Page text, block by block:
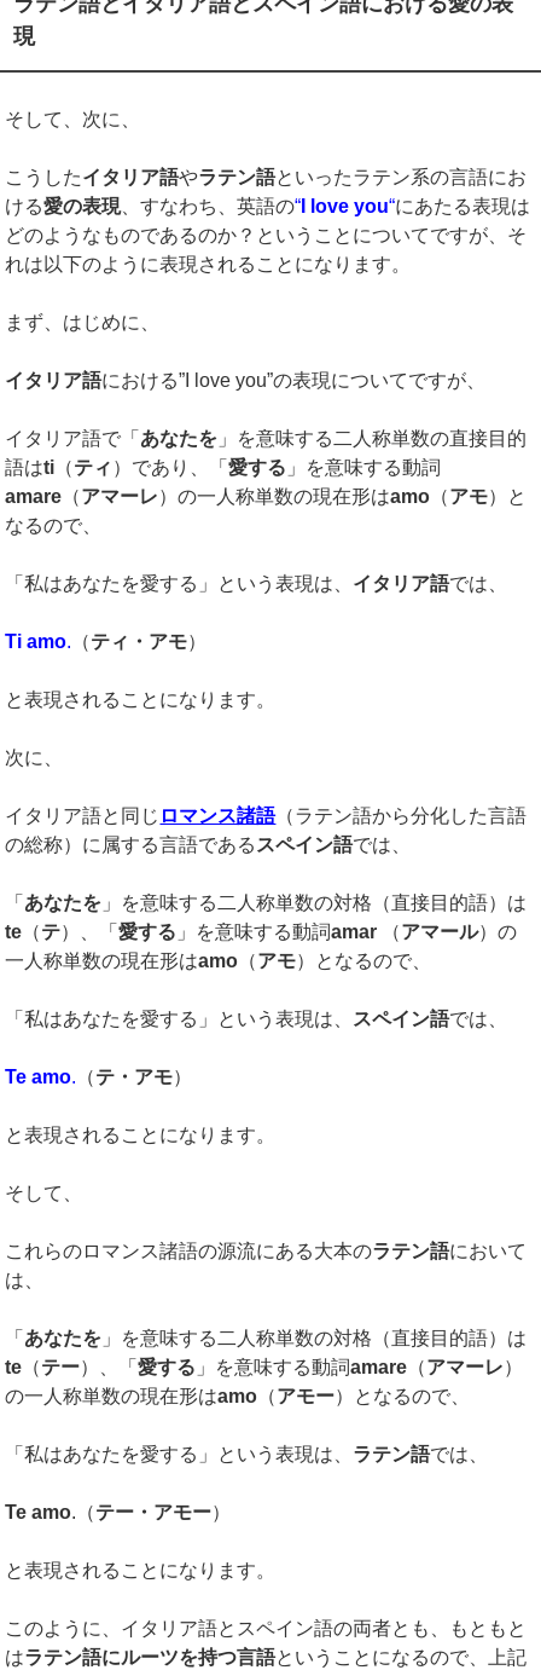
現
そして、次に、
こうしたイタリア語やラテン語といったラテン系の言語にお
ける愛の表現、すなわち、英語の“ I love you“にあたる表現は
どのようなものであるのか？ということについてですが、そ
れは以下のように表現されることになります。
まず、はじめに、
イタリア語における”I love you”の表現についてですが、
イタリア語で「 あなたを 」を意味する二人称単数の直接目的
語はti （ティ ）であり、「愛する 」を意味する動詞
amare （アマーレ）の一人称単数の現在形はamo （アモ）と
なるので、
「私はあなたを愛する」という表現は、 イタリア語では、
Ti amo. （ティ・アモ）
と表現されることになります。
次に、
イタリア語と同じ ロマンス諸語（ラテン語から分化した言語
の総称）に属する言語であるスペイン語では、
「 あなたを 」を意味する二人称単数の対格（直接目的語）は
te （テ）、「愛する 」を意味する動詞amar （アマール）の
一人称単数の現在形はamo （アモ）となるので、
「私はあなたを愛する」という表現は、 スペイン語では、
Te amo. （テ・アモ）
と表現されることになります。
そして、
これらのロマンス諸語の源流にある大本のラテン語において
は、
「 あなたを 」を意味する二人称単数の対格（直接目的語）は
te （テー）、「愛する 」を意味する動詞amare （アマーレ）
の一人称単数の現在形はamo （アモー）となるので、
「私はあなたを愛する」という表現は、 ラテン語では、
Te amo.（テー・アモー）
と表現されることになります。
このように、イタリア語とスペイン語の両者とも、もともと
はラテン語にルーツを持つ言語ということになるので、上記